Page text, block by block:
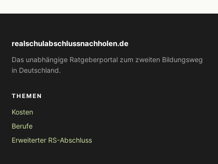
realschulabschlussnachholen.de
Das unabhängige Ratgeberportal zum zweiten Bildungsweg
in Deutschland.
THEMEN
Kosten
Berufe
Erweiterter RS-Abschluss